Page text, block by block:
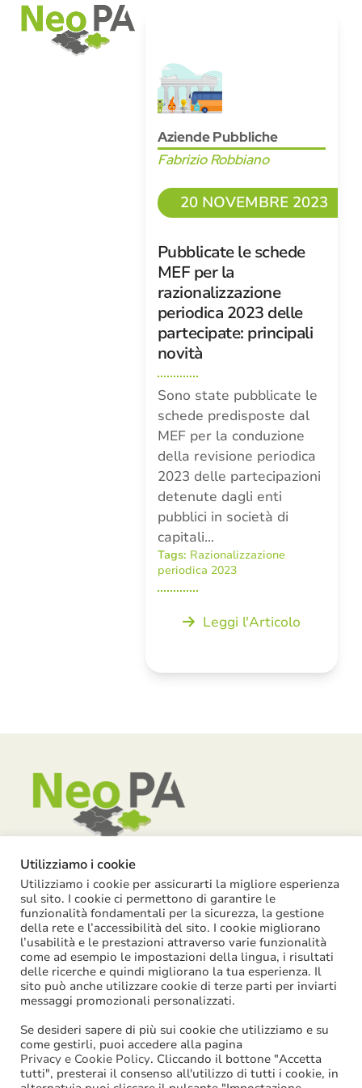
SkipOpen
mobile
menu
Close
mobile
menu
Aziende Pubbliche
Fabrizio Robbiano
20 NOVEMBRE 2023
Pubblicate le schede
MEF per la
razionalizzazione
periodica 2023 delle
partecipate: principali
novità
Sono state pubblicate le
schede predisposte dal
MEF per la conduzione
della revisione periodica
2023 delle partecipazioni
detenute dagli enti
pubblici in società di
capitali…
Tags: Razionalizzazione
periodica 2023
Leggi l'Articolo
Piazza Garibaldi, 55 – 15121 Alessandria
info@neopa.it
info@pec.neopa.it
0131 1911 646
Seguici su Facebook
2026©NeoPA S.p.a. | tutti i diritti sono riservati | P. IVA:
Utilizziamo i cookie
Utilizziamo i cookie per assicurarti la migliore esperienza
sul sito. I cookie ci permettono di garantire le
funzionalità fondamentali per la sicurezza, la gestione
della rete e l’accessibilità del sito. I cookie migliorano
l’usabilità e le prestazioni attraverso varie funzionalità
come ad esempio le impostazioni della lingua, i risultati
delle ricerche e quindi migliorano la tua esperienza. Il
sito può anche utilizzare cookie di terze parti per inviarti
messaggi promozionali personalizzati.
Se desideri sapere di più sui cookie che utilizziamo e su
come gestirli, puoi accedere alla pagina
Privacy e Cookie Policy. Cliccando il bottone "Accetta
tutti", presterai il consenso all'utilizzo di tutti i cookie, in